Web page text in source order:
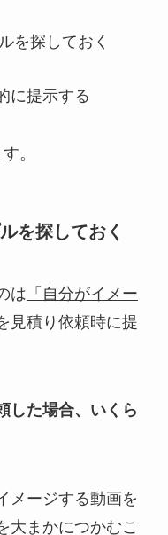
を探しておく
に提示する
。
を探しておく
は 「自分がイメー
見積り依頼時に提
した場合、いくら
メージする動画を
大まかにつかむこ